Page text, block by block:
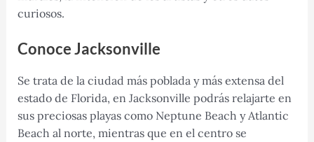
curiosos.
Conoce Jacksonville
Se trata de la ciudad más poblada y más extensa del
estado de Florida, en Jacksonville podrás relajarte en
sus preciosas playas como Neptune Beach y Atlantic
Beach al norte, mientras que en el centro se